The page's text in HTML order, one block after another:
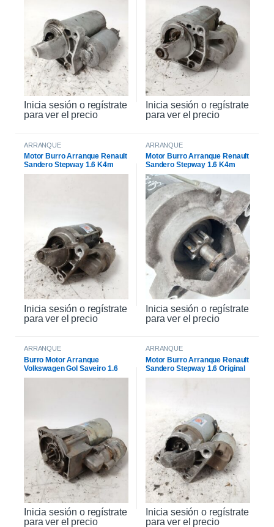
Inicia sesión o regístrate
para ver el precio
Inicia sesión o regístrate
para ver el precio
ARRANQUE
Motor Burro Arranque Renault
Sandero Stepway 1.6 K4m
Original
Inicia sesión o regístrate
para ver el precio
ARRANQUE
Motor Burro Arranque Renault
Sandero Stepway 1.6 K4m
Inicia sesión o regístrate
para ver el precio
ARRANQUE
Burro Motor Arranque
Volkswagen Gol Saveiro 1.6
Inicia sesión o regístrate
para ver el precio
ARRANQUE
Motor Burro Arranque Renault
Sandero Stepway 1.6 Original
Inicia sesión o regístrate
para ver el precio